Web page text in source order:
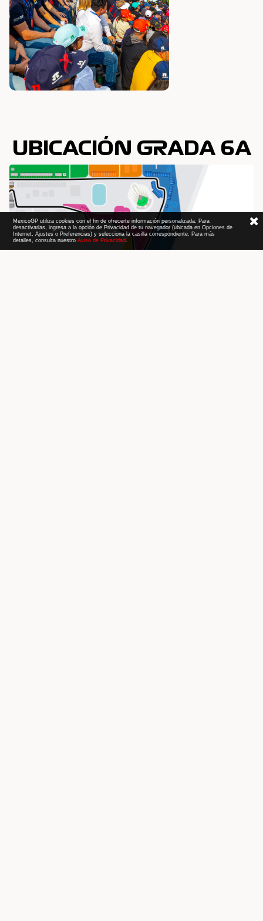
UBICACIÓN GRADA 6A
MexicoGP utiliza cookies con el fin de ofrecerte información personalizada. Para
desactivarlas, ingresa a la opción de Privacidad de tu navegador (ubicada en Opciones de
Internet, Ajustes o Preferencias) y selecciona la casilla correspondiente. Para más
detalles, consulta nuestroAviso de Privacidad.